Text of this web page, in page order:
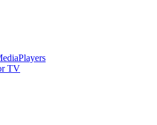
TV